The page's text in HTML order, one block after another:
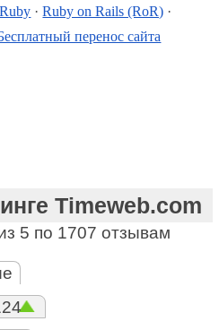
Ruby ·Ruby on Rails (RoR) ·
перенос сайта
Timeweb.com
5 по 1707 отзывам